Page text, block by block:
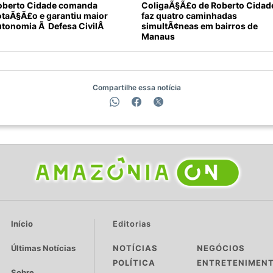
Cidade comanda
e garantiu maior
Ã Defesa CivilÂ
ColigaÃ§Ã£o de Roberto
faz quatro caminhadas
simultÃ¢neas em bairros de
Manaus
Compartilhe essa notícia
Início
Últimas Notícias
Editorias
NOTÍCIAS
NEGÓCIOS
POLÍTICA